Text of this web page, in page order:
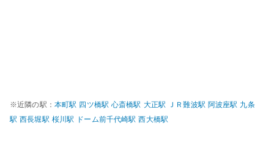
※近隣の駅： 本町駅 四ツ橋駅 心斎橋駅 大正駅 ＪＲ難波駅 阿波座駅 九条
駅 西長堀駅 桜川駅 ドーム前千代崎駅 西大橋駅